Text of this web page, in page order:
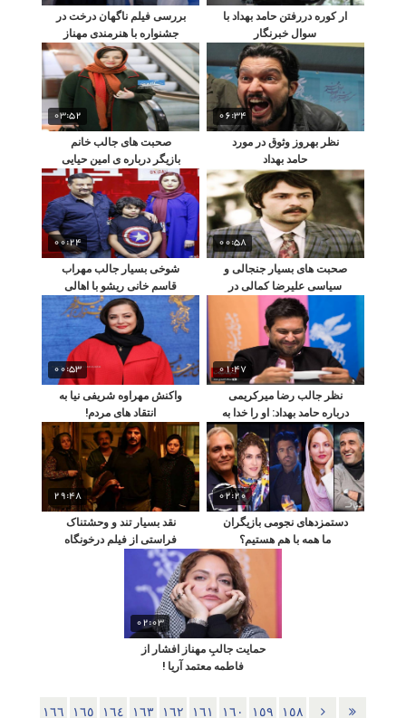
ار کوره دررفتن حامد بهداد با
سوال خبرنگار
بررسی فیلم ناگهان درخت در
جشنواره با هنرمندی مهناز
افشار
06:34
نظر بهروز وثوق در مورد
حامد بهداد
03:52
صحبت های جالب خانم
بازیگر درباره ی امین حیایی
00:58
صحبت های بسیار جنجالی و
سیاسی علیرضا کمالی در
جشنواره
00:24
شوخی بسیار جالب مهراب
قاسم خانی ریشو با اهالی
هنر
01:47
نظر جالب رضا میرکریمی
درباره حامد بهداد: او را خدا به
ما داد!
00:53
واکنش مهراوه شریفی نیا به
انتقاد های مردم!
02:20
دستمزدهای نجومی بازیگران
ما همه با هم هستیم؟
29:48
نقد بسیار تند و وحشتناک
فراستی از فیلم درخونگاه
02:03
حمایت جالبِ مهناز افشار از
فاطمه معتمد آریا !
١٥٨ ١٥٩ ١٦٠ ١٦١ ١٦٢ ١٦٣ ١٦٤ ١٦٥ ١٦٦